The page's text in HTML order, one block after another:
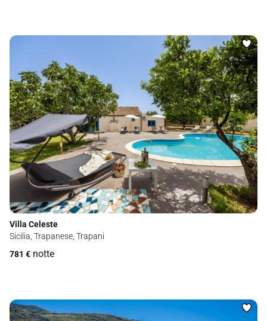
Villa Celeste
Sicilia, Trapanese, Trapani
781 € notte